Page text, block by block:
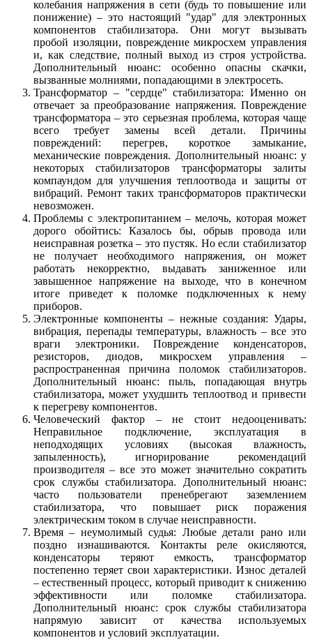
колебания напряжения в сети (будь то повышение или
понижение) – это настоящий "удар" для электронных
компонентов стабилизатора. Они могут вызывать
пробой изоляции, повреждение микросхем управления
и, как следствие, полный выход из строя устройства.
Дополнительный нюанс: особенно опасны скачки,
вызванные молниями, попадающими в электросеть.
Трансформатор – "сердце" стабилизатора: Именно он
отвечает за преобразование напряжения. Повреждение
трансформатора – это серьезная проблема, которая чаще
всего требует замены всей детали. Причины
повреждений: перегрев, короткое замыкание,
механические повреждения. Дополнительный нюанс: у
некоторых стабилизаторов трансформаторы залиты
компаундом для улучшения теплоотвода и защиты от
вибраций. Ремонт таких трансформаторов практически
невозможен.
Проблемы с электропитанием – мелочь, которая может
дорого обойтись: Казалось бы, обрыв провода или
неисправная розетка – это пустяк. Но если стабилизатор
не получает необходимого напряжения, он может
работать некорректно, выдавать заниженное или
завышенное напряжение на выходе, что в конечном
итоге приведет к поломке подключенных к нему
приборов.
Электронные компоненты – нежные создания: Удары,
вибрация, перепады температуры, влажность – все это
враги электроники. Повреждение конденсаторов,
резисторов, диодов, микросхем управления –
распространенная причина поломок стабилизаторов.
Дополнительный нюанс: пыль, попадающая внутрь
стабилизатора, может ухудшить теплоотвод и привести
к перегреву компонентов.
Человеческий фактор – не стоит недооценивать:
Неправильное подключение, эксплуатация в
неподходящих условиях (высокая влажность,
запыленность), игнорирование рекомендаций
производителя – все это может значительно сократить
срок службы стабилизатора. Дополнительный нюанс:
часто пользователи пренебрегают заземлением
стабилизатора, что повышает риск поражения
электрическим током в случае неисправности.
Время – неумолимый судья: Любые детали рано или
поздно изнашиваются. Контакты реле окисляются,
конденсаторы теряют емкость, трансформатор
постепенно теряет свои характеристики. Износ деталей
– естественный процесс, который приводит к снижению
эффективности или поломке стабилизатора.
Дополнительный нюанс: срок службы стабилизатора
напрямую зависит от качества используемых
компонентов и условий эксплуатации.